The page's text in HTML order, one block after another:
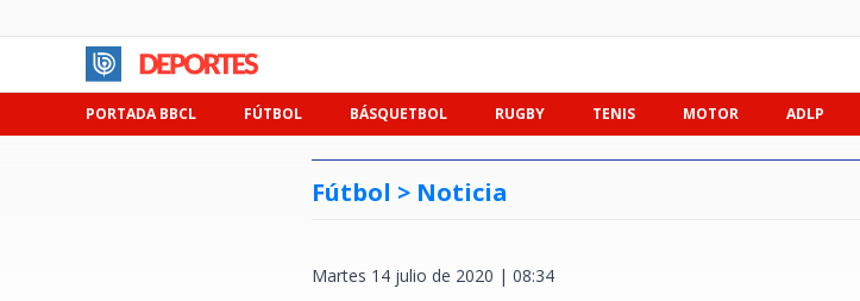
PORTADA BBCL FÚTBOL BÁSQUETBOL RUGBY TENIS MOTOR ADLP
Fútbol > Noticia
Martes 14 julio de 2020 | 08:34